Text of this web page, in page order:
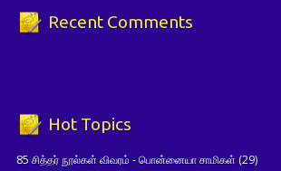
Recent Comments
Hot Topics
85 சித்தர் நூல்கள் விவரம் - பொன்னையா சாமிகள் (29)